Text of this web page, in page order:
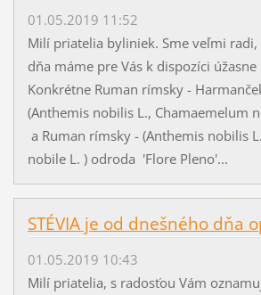
01.05.2019 11:52
Milí priatelia byliniek. Sme veľmi radi,
dňa máme pre Vás k dispozíci
Konkrétne Ruman rímsky -
(Anthemis nobilis L., Chamaemelum
a Ruman rímsky - (Anthemis nobilis
nobile L. ) odroda 'Flore Pleno'...
STÉVIA je od dnešného dňa
01.05.2019 10:43
Milí priatelia, s radosťou Vám